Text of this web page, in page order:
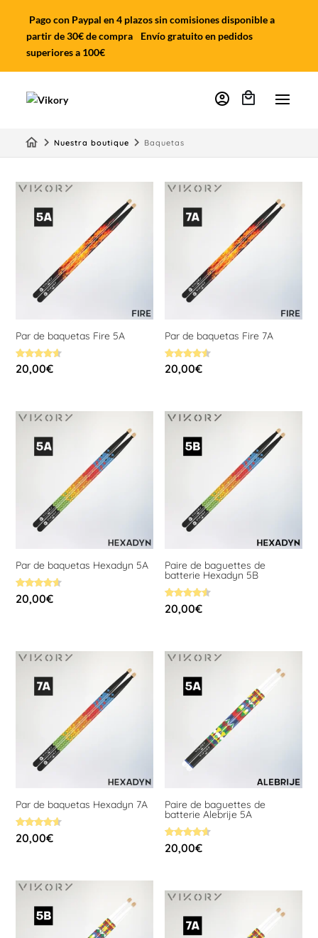
Pago con Paypal en 4 plazos sin comisiones disponible a
partir de 30€ de compra
Envío gratuito en pedidos
superiores a 100€
account_circle
home keyboard_arrow_rightNuestra boutique keyboard_arrow_right Baquetas
Par de baquetas Fire 5A
Valorado
con
20,00€
Par de baquetas Fire 7A
Valorado
con
20,00€
Par de baquetas Hexadyn 5A
Valorado
con
20,00€
Paire de baguettes de
batterie Hexadyn 5B
Valorado
con
20,00€
Par de baquetas Hexadyn 7A
Valorado
con
20,00€
Paire de baguettes de
batterie Alebrije 5A
Valorado
con
20,00€